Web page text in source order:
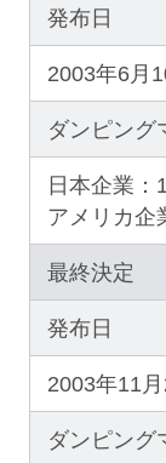
発布日
2003年6月
ダンピング
日本企業：
アメリカ企
最終決定
発布日
2003年11
ダンピング